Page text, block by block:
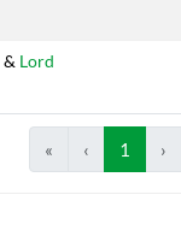
& Lord
« ‹ 1 ›